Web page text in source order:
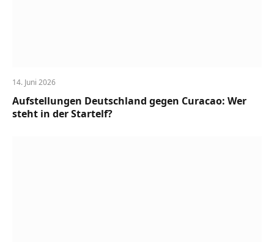
14. Juni 2026
Aufstellungen Deutschland gegen Curacao: Wer
steht in der Startelf?